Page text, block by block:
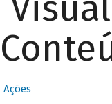
Ações